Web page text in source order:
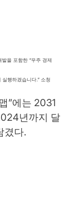
을 포함한 “우주 경제
행하겠습니다.” 소청
”에는 2031
년까지 달
겼다.